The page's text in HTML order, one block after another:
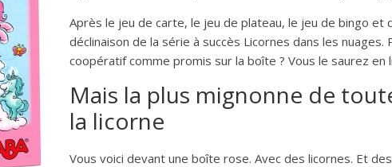
Après le jeu de carte, le jeu de plateau, le jeu de bingo et
déclinaison de la série à succès Licornes dans les
coopératif comme promis sur la boîte ? Vous le saurez
Mais la plus mignonne de
la licorne
Vous voici devant une boîte rose. Avec des licornes. Et